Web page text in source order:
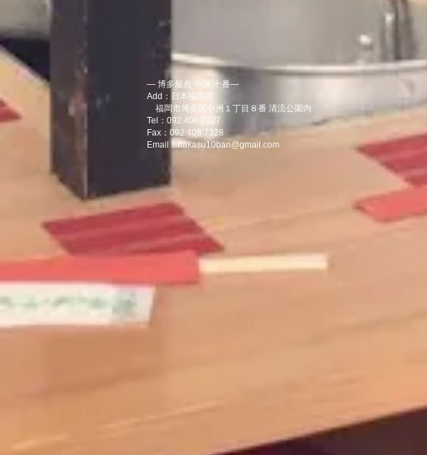
― 博多屋台 中洲 十番―
Add：日本福岡県
福岡市博多区中洲１丁目８番 清流公園内
Tel：092.408.7327
Fax：092.408.7328
Email：nakasu10ban@gmail.com